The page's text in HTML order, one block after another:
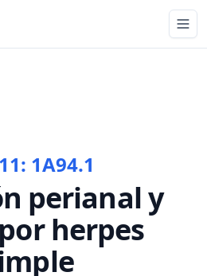
1A94.1
perianal y
herpes